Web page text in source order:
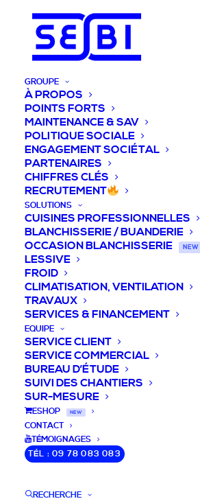
GROUPE
À PROPOS
POINTS FORTS
MAINTENANCE & SAV
POLITIQUE SOCIALE
ENGAGEMENT SOCIÉTAL
PARTENAIRES
CHIFFRES CLÉS
RECRUTEMENT
SOLUTIONS
CUISINES PROFESSIONNELLES
BLANCHISSERIE / BUANDERIE
OCCASION BLANCHISSERIE
NEW
LESSIVE
FROID
CLIMATISATION, VENTILATION
TRAVAUX
SERVICES & FINANCEMENT
EQUIPE
SERVICE CLIENT
SERVICE COMMERCIAL
BUREAU D’ÉTUDE
SUIVI DES CHANTIERS
SUR-MESURE
ESHOP NEW
CONTACT
TÉMOIGNAGES
TÉL : 09 78 083 083
RECHERCHE
DEVIS / CONSEILS /
QUESTIONS